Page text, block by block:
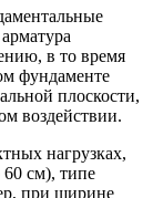
в то время
фундаменте
плоскости,
воздействии.
нагрузках,
см), типе
при ширине